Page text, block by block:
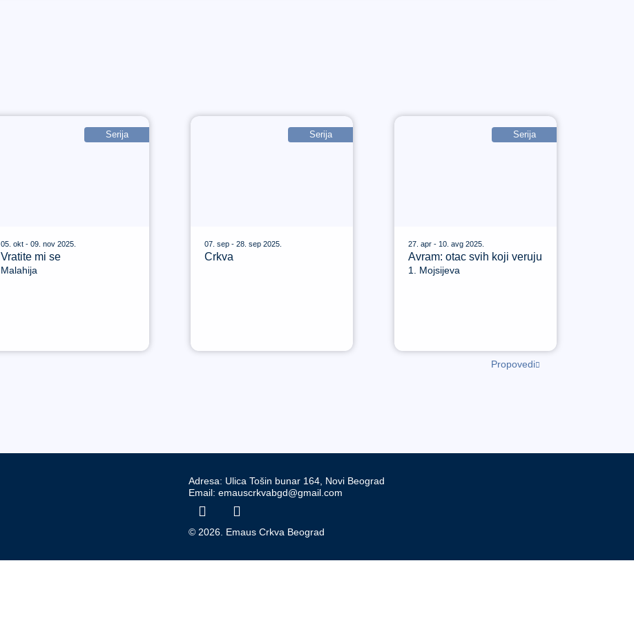
Serija
05. okt - 09. nov 2025.
Vratite mi se
Malahija
Serija
07. sep - 28. sep 2025.
Crkva
Serija
27. apr - 10. avg 2025.
Avram: otac svih koji veruju
1. Mojsijeva
Propovedi
Adresa: Ulica Tošin bunar 164, Novi Beograd
Email: emauscrkvabgd@gmail.com
© 2026. Emaus Crkva Beograd